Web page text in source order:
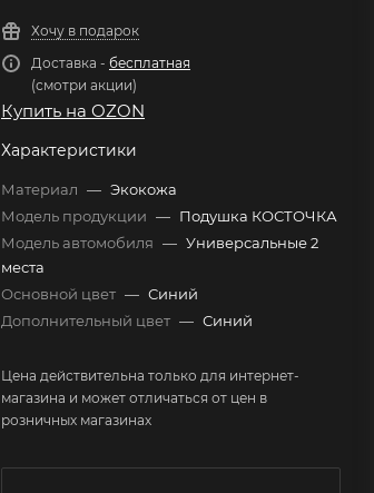
Хочу в подарок
Доставка - бесплатная
(смотри акции)
Купить на OZON
Характеристики
Материал — Экокожа
Модель продукции — Подушка КОСТОЧКА
Модель автомобиля — Универсальные 2
места
Основной цвет — Синий
Дополнительный цвет — Синий
Цена действительна только для интернет-
магазина и может отличаться от цен в
розничных магазинах